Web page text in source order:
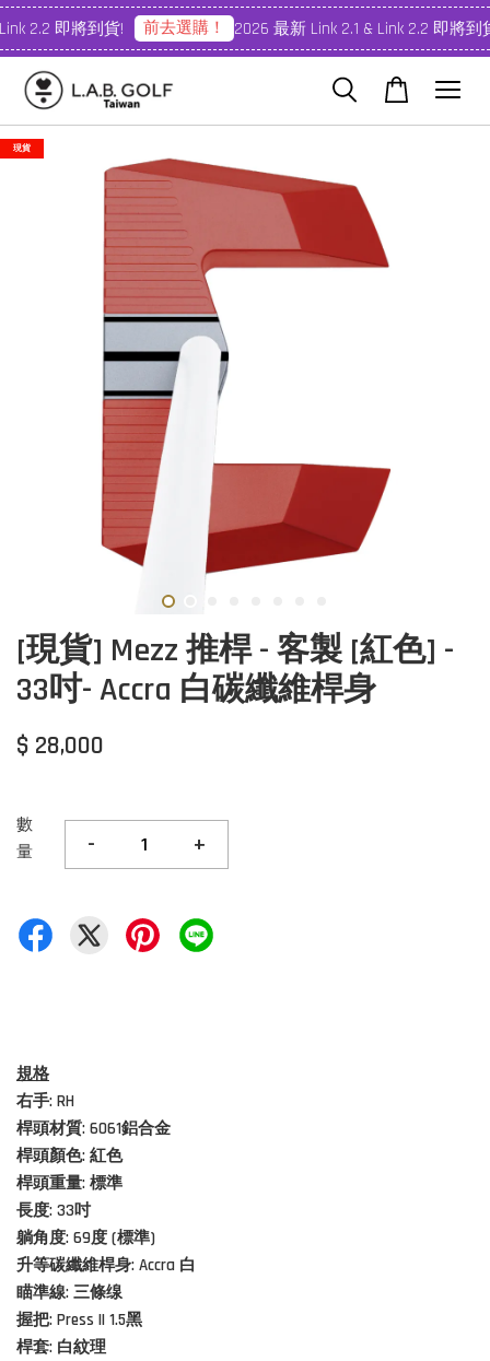
2.2 即將到貨! 前去選購！ 2026 最新 Link 2.1 & Link 2.2 即將到
現貨
[現貨] Mezz 推桿 - 客製 [紅色] -
33吋- Accra 白碳纖維桿身
$ 28,000
數
量
- +
規格
右手: RH
桿頭材質: 6061鋁合金
桿頭顏色: 紅色
桿頭重量: 標準
長度: 33吋
躺角度: 69度 (標準)
升等碳纖維桿身: Accra 白
瞄準線: 三條缐
握把: Press II 1.5黑
桿套: 白紋理